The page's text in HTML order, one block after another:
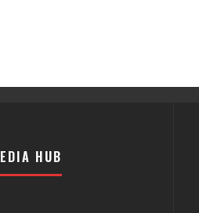
HUB